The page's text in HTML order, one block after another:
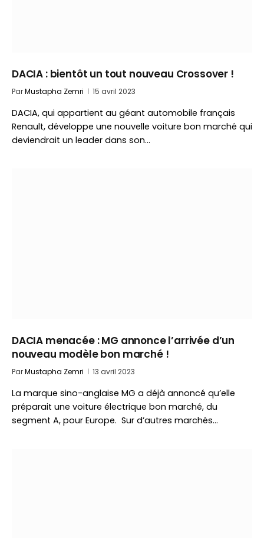
DACIA : bientôt un tout nouveau Crossover !
ParMustapha Zemri 15 avril 2023
DACIA, qui appartient au géant automobile français
Renault, développe une nouvelle voiture bon marché qui
deviendrait un leader dans son…
DACIA menacée : MG annonce l’arrivée d’un
nouveau modèle bon marché !
ParMustapha Zemri 13 avril 2023
La marque sino-anglaise MG a déjà annoncé qu’elle
préparait une voiture électrique bon marché, du
segment A, pour Europe. Sur d’autres marchés…